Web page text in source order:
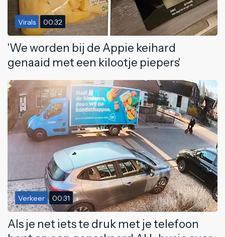
Virals 00:32
'We worden bij de Appie keihard
genaaid met een kilootje piepers'
Verkeer 00:31
Als je net iets te druk met je telefoon